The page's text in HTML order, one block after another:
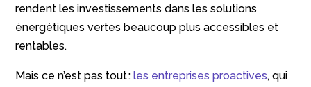
rendent les investissements dans les solutions
énergétiques vertes beaucoup plus accessibles et
rentables.
Mais ce n’est pas tout :les entreprises proactives, qui